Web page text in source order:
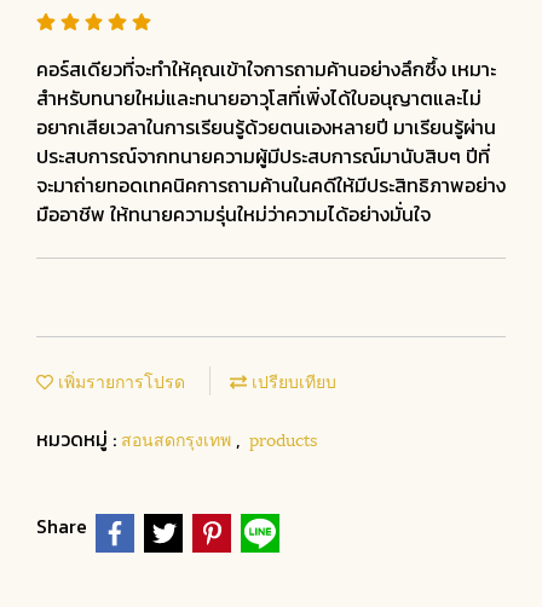
คอร์สเดียวที่จะทำให้คุณเข้าใจการถามค้านอย่างลึกซึ้ง เหมาะ
สำหรับทนายใหม่และทนายอาวุโสที่เพิ่งได้ใบอนุญาตและไม่
อยากเสียเวลาในการเรียนรู้ด้วยตนเองหลายปี มาเรียนรู้ผ่าน
ประสบการณ์จากทนายความผู้มีประสบการณ์มานับสิบๆ ปีที่
จะมาถ่ายทอดเทคนิคการถามค้านในคดีให้มีประสิทธิภาพอย่าง
มืออาชีพ ให้ทนายความรุ่นใหม่ว่าความได้อย่างมั่นใจ
เพิ่มรายการโปรด เปรียบเทียบ
หมวดหมู่ : สอนสดกรุงเทพ , products
Share